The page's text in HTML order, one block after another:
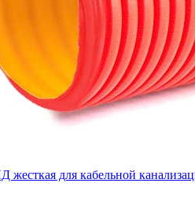
жесткая для кабельной